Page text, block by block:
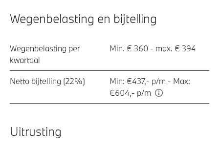
Wegenbelasting en bijtelling
Wegenbelasting per
kwartaal
Min. € 360 - max. € 394
Netto bijtelling (22%)
Min: €437,- p/m - Max:
€604,- p/m
Uitrusting